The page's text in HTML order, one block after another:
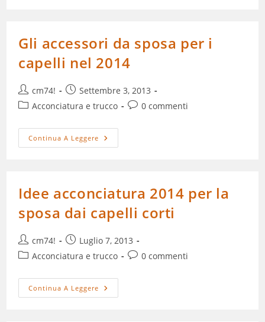
Gli accessori da sposa per i
capelli nel 2014
Autore
dell'articolo:
cm74!
Articolo
pubblicato:
Settembre 3, 2013
Categoria
Acconciatura e trucco
Commenti
0 commenti
Continua A Leggere Gli
Accessori
Capelli
Nel
Idee acconciatura 2014 per la
sposa dai capelli corti
Autore
dell'articolo:
cm74!
Articolo
pubblicato:
Luglio 7, 2013
Categoria
Acconciatura e trucco
Commenti
0 commenti
Continua A Leggere Idee
Acconciatura